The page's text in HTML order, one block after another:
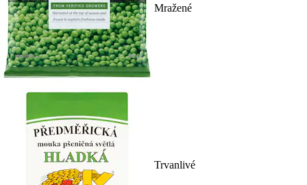
Mražené
Trvanlivé